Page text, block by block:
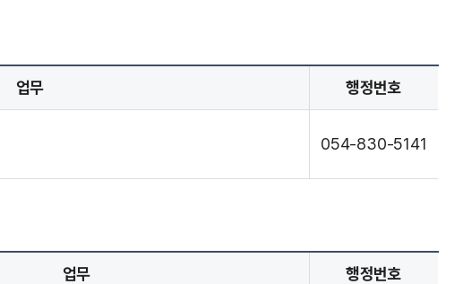
업무 행정번호
054-830-5141
업무 행정번호